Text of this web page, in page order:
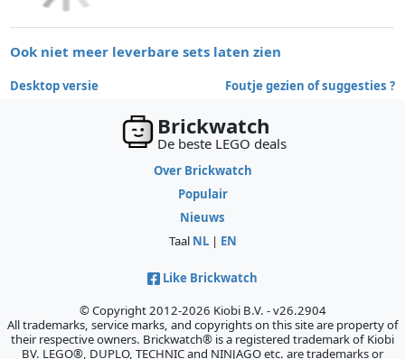
Ook niet meer leverbare sets laten zien
Desktop versie Foutje gezien of suggesties ?
Brickwatch
De beste LEGO deals
Over Brickwatch
Populair
Nieuws
Taal NL| EN
Like Brickwatch
© Copyright 2012-2026 Kiobi B.V. - v26.2904
All trademarks, service marks, and copyrights on this site are property of
their respective owners. Brickwatch® is a registered trademark of Kiobi
BV. LEGO®, DUPLO, TECHNIC and NINJAGO etc. are trademarks or